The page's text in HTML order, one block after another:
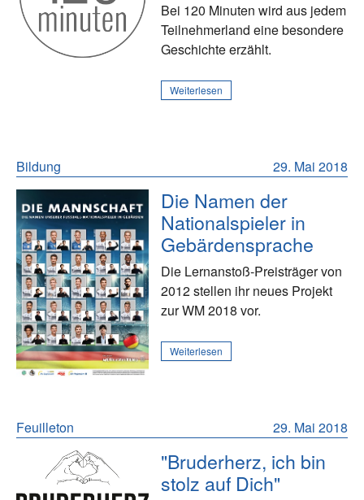
Bei 120 Minuten wird aus jedem
Teilnehmerland eine besondere
Geschichte erzählt.
Weiterlesen
29. Mai 2018
Bildung
Die Namen der
Nationalspieler in
Gebärdensprache
Die Lernanstoß-Preisträger von
2012 stellen ihr neues Projekt
zur WM 2018 vor.
Weiterlesen
29. Mai 2018
Feuilleton
"Bruderherz, ich bin
stolz auf Dich"